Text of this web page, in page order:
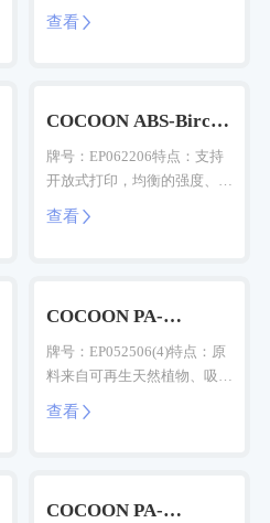
化学性、细砂质感
查看 
COCOON ABS-Birch
牌号：EP062206特点：支持
开放式打印，均衡的强度、刚
性和抑制翘曲能力
查看 
COCOON PA-
牌号：EP052506(4)特点：原
料来自可再生天然植物、吸水
率低、高强度、优异的尺寸稳
定性、低收缩低翘曲
查看 
COCOON PA-